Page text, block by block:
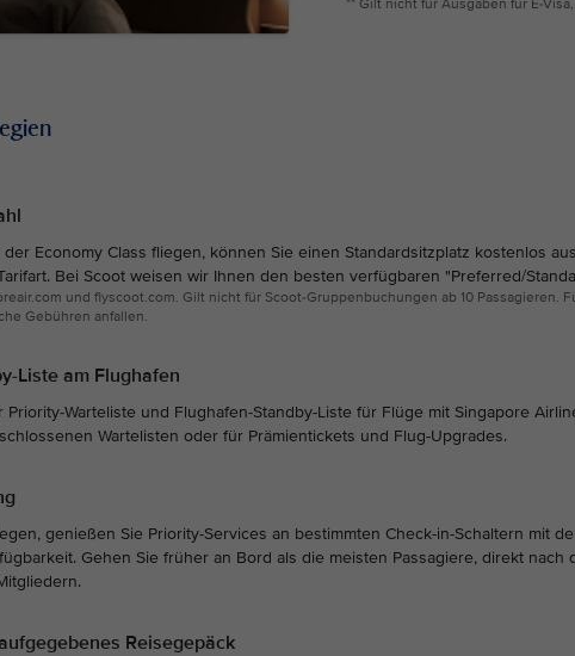
** Gilt nicht für Ausgaben für E-
Economy Class fliegen, können Sie einen Standardsitzplatz kostenlos
Bei Scoot weisen wir Ihnen den besten verfügbaren "Preferred/
und flyscoot.com. Gilt nicht für Scoot-Gruppenbuchungen ab 10 Passagieren.
Gebühren anfallen.
Liste am Flughafen
Warteliste und Flughafen-Standby-Liste für Flüge mit Singapore
Wartelisten oder für Prämientickets und Flug-Upgrades.
genießen Sie Priority-Services an bestimmten Check-in-Schaltern mit
Gehen Sie früher an Bord als die meisten Passagiere, direkt nach
Reisegepäck